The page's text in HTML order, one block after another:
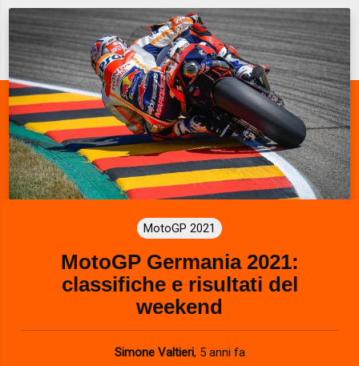
MotoGP 2021
MotoGP Germania 2021:
classifiche e risultati del
weekend
Simone Valtieri, 5 anni fa